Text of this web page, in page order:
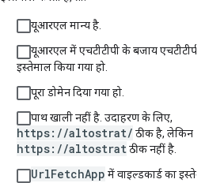
यूआरएल मान्य है.
यूआरएल में एचटीटीपी के बजाय
इस्तेमाल किया गया हो.
पूरा डोमेन दिया गया हो.
पाथ खाली नहीं है. उदाहरण के लिए,
https://altostrat/ ठीक है, लेकिन
https://altostratठीक नहीं है.
UrlFetchApp में वाइल्डकार्ड का